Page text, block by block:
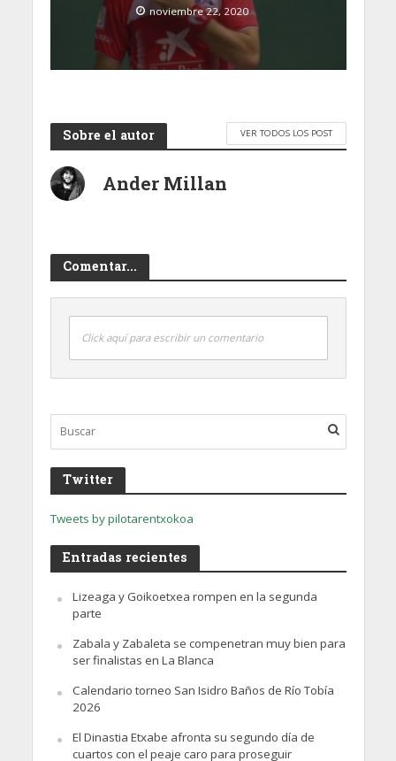
noviembre 22, 2020
Sobre el autor VER TODOS LOS POST
Ander Millan
Comentar...
Click aquí para escribir un comentario
Twitter
Tweets by pilotarentxokoa
Entradas recientes
Lizeaga y Goikoetxea rompen en la segunda
parte
Zabala y Zabaleta se compenetran muy bien para
ser finalistas en La Blanca
Calendario torneo San Isidro Baños de Río Tobía
2026
El Dinastia Etxabe afronta su segundo día de
cuartos con el peaje caro para proseguir